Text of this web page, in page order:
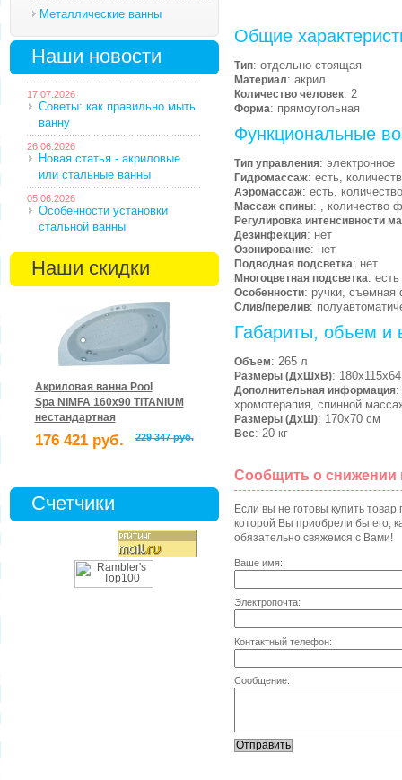
Металлические ванны
Наши новости
17.07.2026
Советы: как правильно мыть
ванну
26.06.2026
Новая статья - акриловые
или стальные ванны
05.06.2026
Особенности установки
стальной ванны
Наши скидки
Акриловая ванна Pool
Spa NIMFA 160x90 TITANIUM
нестандартная
176 421 руб. 229 347 руб.
Счетчики
Общие
Тип: отдельно стоящая
Материал: акрил
Количество человек: 2
Форма: прямоугольная
Функциональные
Тип управления: электронное
Гидромассаж: есть,
Аэромассаж: есть,
Массаж спины: , количество
Регулировка интенсивности
Дезинфекция: нет
Озонирование: нет
Подводная подсветка: нет
Многоцветная подсветка: есть
Особенности: ручки, съемная
Слив/перелив:
Габариты, объем и
Объем: 265 л
Размеры (ДхШхВ):
Дополнительная информация:
хромотерапия, спинной
Размеры (ДхШ): 170х70 см
Вес: 20 кг
Сообщить о снижении
Если вы не готовы купить
которой Вы приобрели бы его,
обязательно свяжемся с Вами!
Ваше имя:
Электропочта:
Контактный телефон:
Сообщение: